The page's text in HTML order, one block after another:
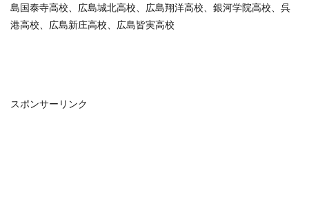
島国泰寺高校、広島城北高校、広島翔洋高校、銀河学院高校、呉
港高校、広島新庄高校、広島皆実高校
スポンサーリンク